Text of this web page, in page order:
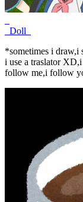
_Doll_
*sometimes i draw,i
i use a traslator
follow me,i follow